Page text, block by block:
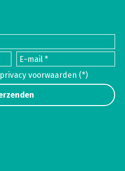
privacy voorwaarden (*)